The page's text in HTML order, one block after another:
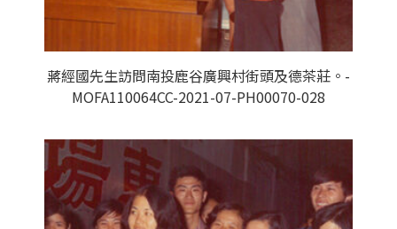
蔣經國先生訪問南投鹿谷廣興村街頭及德茶莊。-
MOFA110064CC-2021-07-PH00070-028